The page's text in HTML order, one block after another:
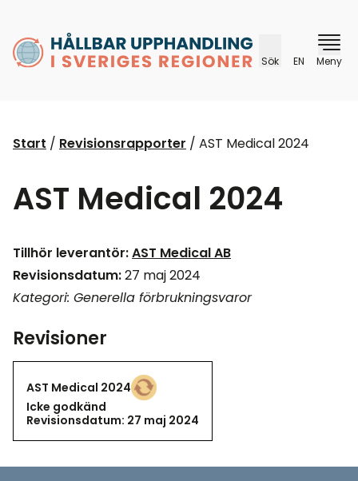
husr.se
Sök EN Meny
Start / Revisionsrapporter / AST Medical 2024
AST Medical 2024
Tillhör leverantör:AST Medical AB
Revisionsdatum:27 maj 2024
Kategori: Generella förbrukningsvaror
Revisioner
AST Medical 2024
Icke godkänd
Icke godkänd
Revisionsdatum: 27 maj 2024